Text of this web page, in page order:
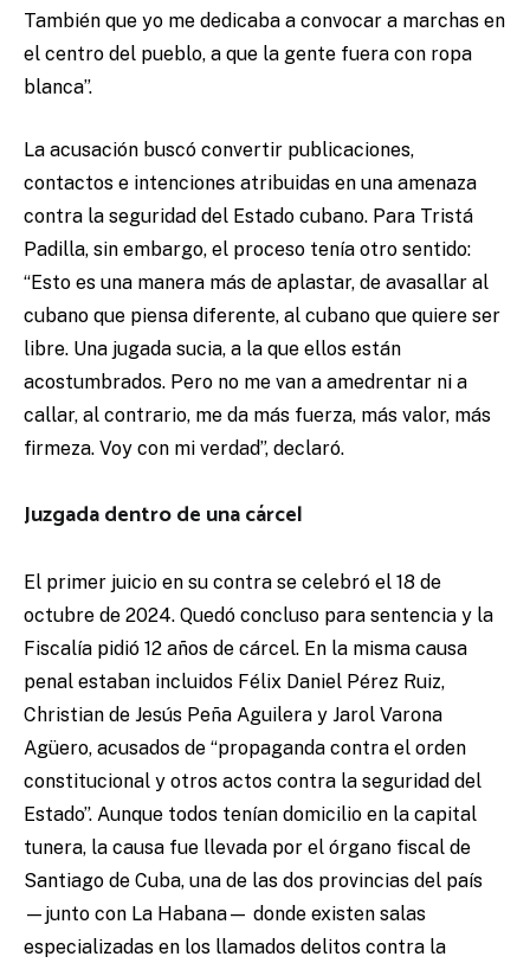
También que yo me dedicaba a convocar a marchas en
el centro del pueblo, a que la gente fuera con ropa
blanca”.
La acusación buscó convertir publicaciones,
contactos e intenciones atribuidas en una amenaza
contra la seguridad del Estado cubano. Para Tristá
Padilla, sin embargo, el proceso tenía otro sentido:
“Esto es una manera más de aplastar, de avasallar al
cubano que piensa diferente, al cubano que quiere ser
libre. Una jugada sucia, a la que ellos están
acostumbrados. Pero no me van a amedrentar ni a
callar, al contrario, me da más fuerza, más valor, más
firmeza. Voy con mi verdad”, declaró.
Juzgada dentro de una cárcel
El primer juicio en su contra se celebró el 18 de
octubre de 2024. Quedó concluso para sentencia y la
Fiscalía pidió 12 años de cárcel. En la misma causa
penal estaban incluidos Félix Daniel Pérez Ruiz,
Christian de Jesús Peña Aguilera y Jarol Varona
Agüero, acusados de “propaganda contra el orden
constitucional y otros actos contra la seguridad del
Estado”. Aunque todos tenían domicilio en la capital
tunera, la causa fue llevada por el órgano fiscal de
Santiago de Cuba, una de las dos provincias del país
—junto con La Habana— donde existen salas
especializadas en los llamados delitos contra la